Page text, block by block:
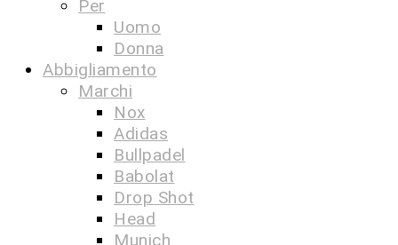
Per
Uomo
Donna
Abbigliamento
Marchi
Nox
Adidas
Bullpadel
Babolat
Drop Shot
Head
Munich